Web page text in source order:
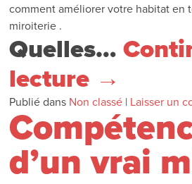
comment améliorer votre habitat en
miroiterie .
Quelles…
lecture →
Publié dans Non classé | Laisser un
d’un vrai